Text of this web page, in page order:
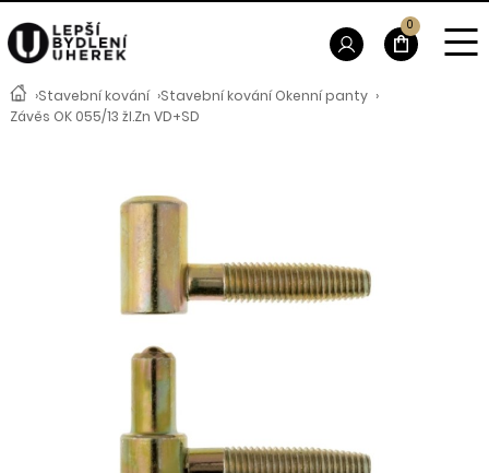
›Stavební kování ›Stavební kování Okenní panty ›
Závěs OK 055/13 žl.Zn VD+SD
0